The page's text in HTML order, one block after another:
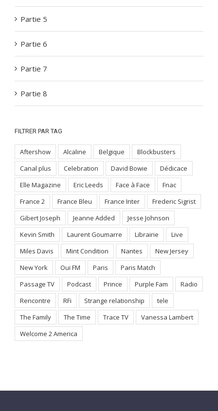
Partie 5
Partie 6
Partie 7
Partie 8
FILTRER PAR TAG
Aftershow Alcaline Belgique
Blockbusters
Canal plus
Celebration David Bowie
Dédicace
Elle Magazine
Eric Leeds Face à Face
Fnac
France 2
France Bleu France Inter
Frederic Sigrist
Gibert Joseph
Jeanne Added
Jesse Johnson
Kevin Smith
Laurent Goumarre Librairie
Live
Miles Davis
Mint Condition Nantes
New Jersey
New York
Oui FM Paris
Paris Match
Passage TV
Podcast Prince Purple Fam
Radio
Rencontre
RFi Strange relationship
tele
The Family
The Time Trace TV
Vanessa Lambert
Welcome 2 America